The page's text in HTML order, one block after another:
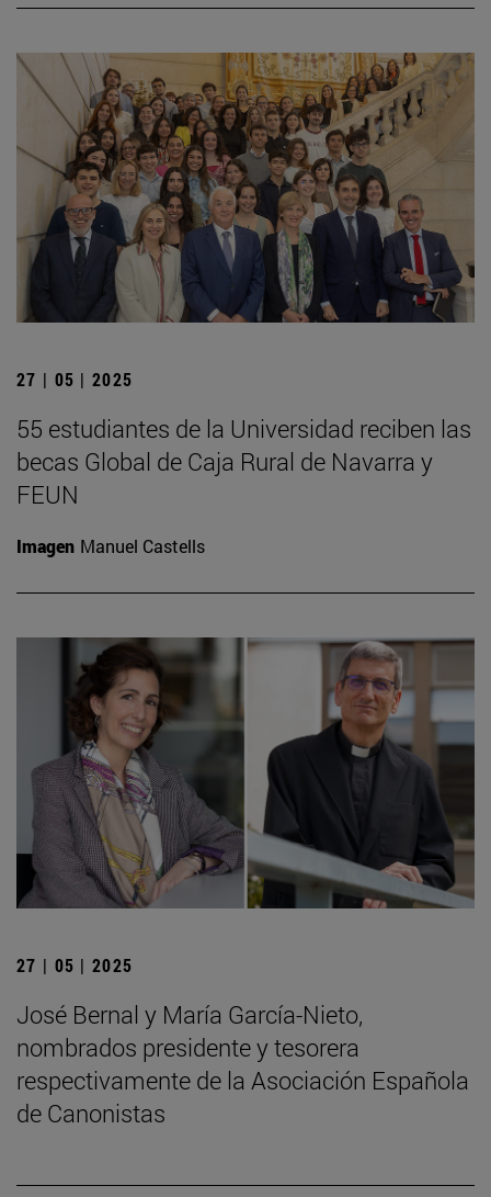
27 | 05 | 2025
55 estudiantes de la Universidad reciben las
becas Global de Caja Rural de Navarra y
FEUN
Imagen Manuel Castells
27 | 05 | 2025
José Bernal y María García-Nieto,
nombrados presidente y tesorera
respectivamente de la Asociación Española
de Canonistas